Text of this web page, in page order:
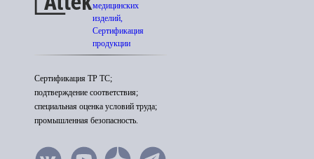
медицинских
изделий,
Сертификация
продукции
Сертификация ТР ТС;
подтверждение соответствия;
специальная оценка условий труда;
промышленная безопасность.